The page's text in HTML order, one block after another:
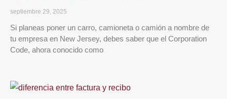
septiembre 29, 2025
Si planeas poner un carro, camioneta o camión a nombre de
tu empresa en New Jersey, debes saber que el Corporation
Code, ahora conocido como